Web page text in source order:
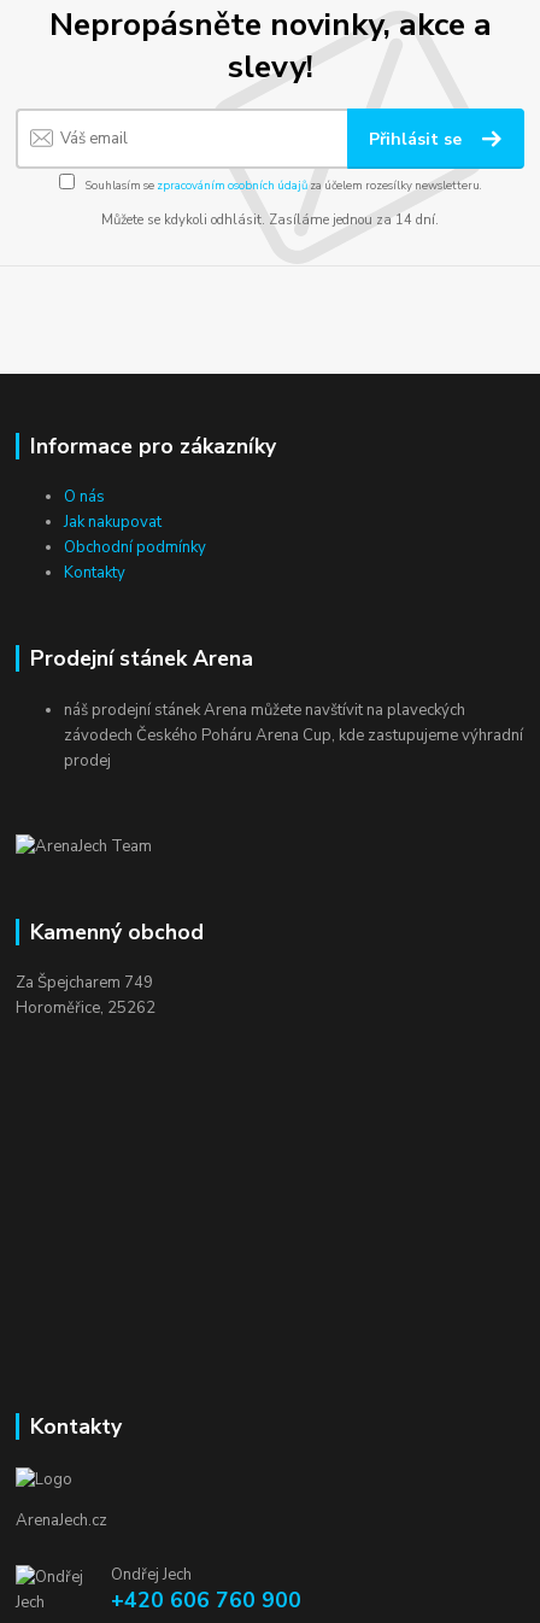
Nepropásněte novinky, akce a
slevy!
Přihlásit se
Souhlasím se zpracováním osobních údajůza účelem rozesílky newsletteru.
Můžete se kdykoli odhlásit. Zasíláme jednou za 14 dní.
Informace pro zákazníky
O nás
Jak nakupovat
Obchodní podmínky
Kontakty
Prodejní stánek Arena
náš prodejní stánek Arena můžete navštívit na plaveckých
závodech Českého Poháru Arena Cup, kde zastupujeme výhradní
prodej
Kamenný obchod
Za Špejcharem 749
Horoměřice, 25262
Kontakty
ArenaJech.cz
Ondřej Jech
+420 606 760 900